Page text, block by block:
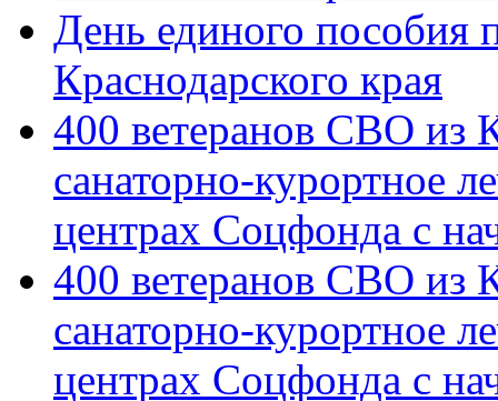
День единого пособия
Краснодарского края
400 ветеранов СВО из
санаторно-курортное
центрах Соцфонда с
400 ветеранов СВО из
санаторно-курортное
центрах Соцфонда с